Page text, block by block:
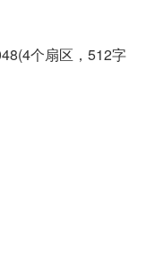
个扇区，512字